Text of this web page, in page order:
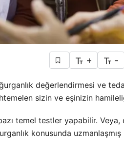
+ -
değerlendirmesi ve
sizin ve eşinizin
temel testler yapabilir. Veya,
konusunda